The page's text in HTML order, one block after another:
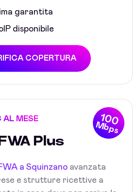
garantita
disponibile
COPERTURA
100
Mbps
MESE
Plus
a Squinzano avanzata
e strutture ricettive a